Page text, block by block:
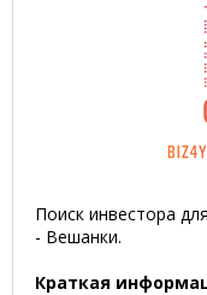
Поиск инвестора
- Вешанки.
Краткая